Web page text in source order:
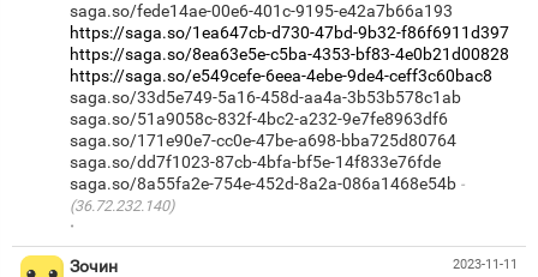
https://saga.so/1ea647cb-d730-47bd-9b32-f86f6911d397
https://saga.so/8ea63e5e-c5ba-4353-bf83-4e0b21d00828
https://saga.so/e549cefe-6eea-4ebe-9de4-ceff3c60bac8
saga.so/33d5e749-5a16-458d-aa4a-3b53b578c1ab
saga.so/51a9058c-832f-4bc2-a232-9e7fe8963df6
saga.so/171e90e7-cc0e-47be-a698-bba725d80764
saga.so/dd7f1023-87cb-4bfa-bf5e-14f833e76fde
saga.so/8a55fa2e-754e-452d-8a2a-086a1468e54b
(36.72.232.140)
·
2023-11-11
Зочин